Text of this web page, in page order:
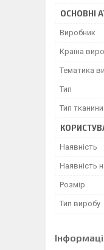
ОСНОВНІ
Виробник
Країна
Тематика
Тип
Тип тканини
Наявність
Наявність
Розмір
Тип виробу